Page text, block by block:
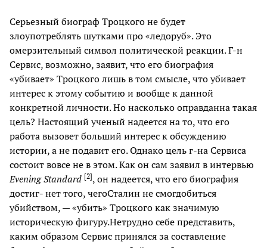
Серьезный биограф Троцкого не будет
злоупотреблять шутками про «ледоруб». Это
омерзительный символ политической реакции. Г-н
Сервис, возможно, заявит, что его биография
«убивает» Троцкого лишь в том смысле, что убивает
интерес к этому событию и вообще к данной
конкретной личности. Но насколько оправданна такая
цель? Настоящий ученый надеется на то, что его
работа вызовет больший интерес к обсуждению
истории, а не подавит его. Однако цель г-на Сервиса
состоит вовсе не в этом. Как он сам заявил в интервью
Evening Standard [2], он надеется, что его биография
достиг- нет того, чегоСталин не смогдобиться
убийством, — «убить» Троцкого как значимую
историческую фигуру.Нетрудно себе представить,
каким образом Сервис принялся за составление